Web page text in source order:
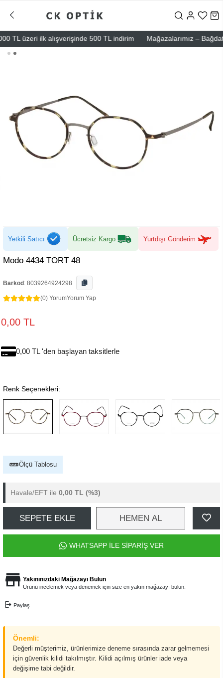
üzeri ilk alışverişinde 500 TL indirim Mağazalarımız – Bağdat
Yetkili Satıcı Ücretsiz Kargo Yurtdışı Gönderim
Modo 4434 TORT 48
Barkod : 8039264924298
(0) YorumYorum Yap
0,00 TL
0,00 TL 'den başlayan taksitlerle
Renk Seçenekleri:
Ölçü Tablosu
Havale/EFT ile 0,00 TL (%3)
SEPETE EKLE HEMEN AL
WHATSAPP İLE SİPARİŞ VER
Yakınınızdaki Mağazayı Bulun
Ürünü incelemek veya denemek için size en yakın mağazayı bulun.
Paylaş
Önemli:
Değerli müşterimiz, ürünlerimize deneme sırasında zarar gelmemesi
için güvenlik kilidi takılmıştır. Kilidi açılmış ürünler iade veya
değişime tabi değildir.